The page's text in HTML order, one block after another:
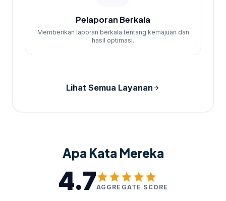
Pelaporan Berkala
Memberikan laporan berkala tentang kemajuan dan
hasil optimasi.
Lihat Semua Layananarrow_forward
Apa Kata Mereka
4.7starstarstarstarstar
AGGREGATE SCORE